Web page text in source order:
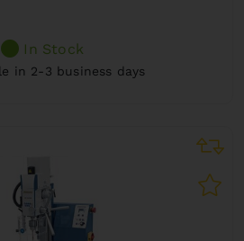
In Stock
in 2-3 business days